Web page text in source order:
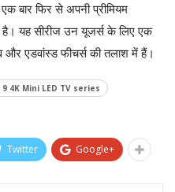
बार फिर से अपनी प्रीमियम
है। यह सीरीज उन यूजर्स के लिए एक
और एडवांस्ड फीचर्स की तलाश में हैं।
4K Mini LED TV series
Twitter Google+